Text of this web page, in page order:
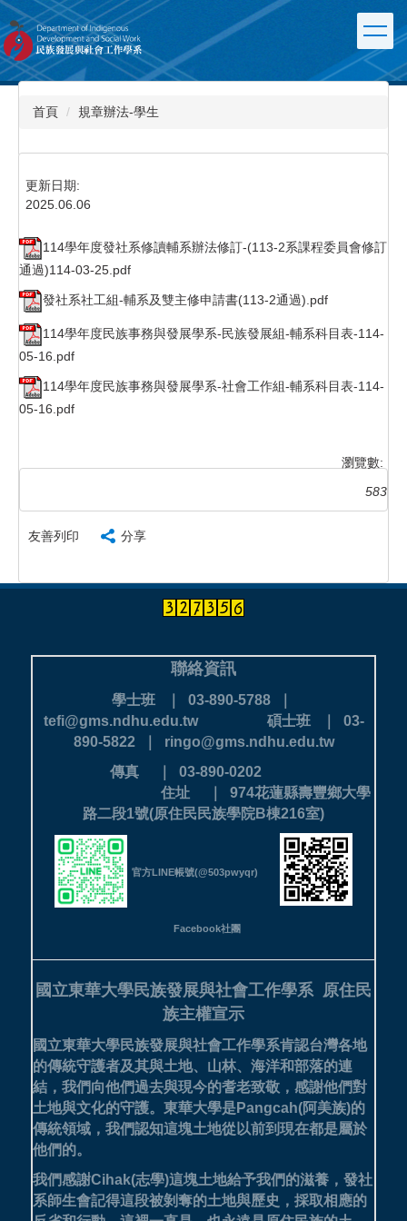
跳
到
主
要
內
首頁 規章辦法-學生
更新日期:
2025.06.06
114學年度發社系修讀輔系辦法修訂-(113-2系課程委員會修訂
通過)114-03-25.pdf
發社系社工組-輔系及雙主修申請書(113-2通過).pdf
114學年度民族事務與發展學系-民族發展組-輔系科目表-114-
05-16.pdf
114學年度民族事務與發展學系-社會工作組-輔系科目表-114-
05-16.pdf
瀏覽數:
583
友善列印 分享
聯絡資訊
學士班 ｜ 03-890-5788 ｜
tefi@gms.ndhu.edu.tw 碩士班 ｜ 03-
890-5822 ｜ ringo@gms.ndhu.edu.tw
傳真 ｜ 03-890-0202
住址 ｜ 974花蓮縣壽豐鄉大學
路二段1號(原住民民族學院B棟216室)
官方LINE帳號(@503pwyqr)
Facebook社團
國立東華大學民族發展與社會工作學系 原住民
族主權宣示
國立東華大學民族發展與社會工作學系肯認台灣各地
的傳統守護者及其與土地、山林、海洋和部落的連
結，我們向他們過去與現今的耆老致敬，感謝他們對
土地與文化的守護。 東華大學是Pangcah(阿美族)的
傳統領域，我們認知這塊土地從以前到現在都是屬於
他們的。
我們感謝Cihak(志學)這塊土地給予我們的滋養，發社
系師生會記得這段被剝奪的土地與歷史，採取相應的